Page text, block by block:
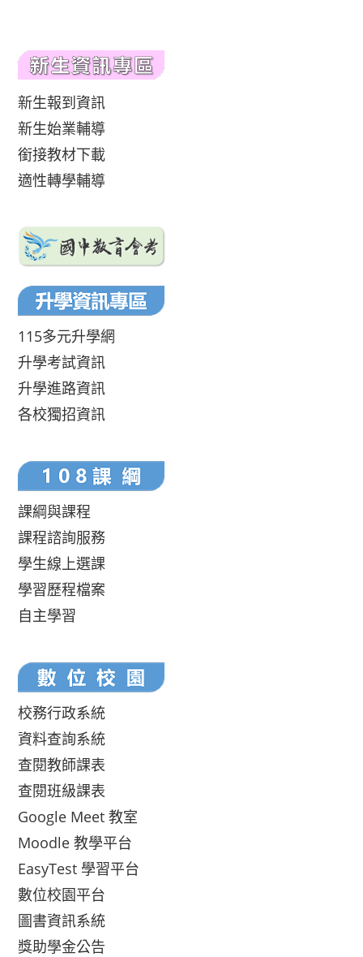
新生報到資訊
新生始業輔導
銜接教材下載
適性轉學輔導
115多元升學網
升學考試資訊
升學進路資訊
各校獨招資訊
課綱與課程
課程諮詢服務
學生線上選課
學習歷程檔案
自主學習
校務行政系統
資料查詢系統
查閱教師課表
查閱班級課表
Google Meet 教室
Moodle 教學平台
EasyTest 學習平台
數位校園平台
圖書資訊系統
獎助學金公告